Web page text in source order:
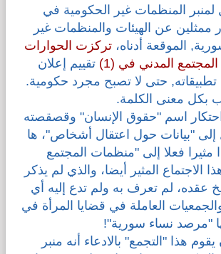
لمنبر المنظمات غير الحكومية في
عن الهيئات والمنظمات غير
الموقعة أدناه، تركزت الحوارات
المدني في (1)
تقييم إعلان
حتى لا تصبح مجرد حكومية.
بكل معنى الكلمة.
اسم "حقوق الإنسان" وقصقصته
إلى "بيانات حول اعتقال أشخاص"، ها
مثيرا فعلا إلى "منظمات المجتمع
الاجتماع المثير أيضا، والذي لم يذكر
عقده، لم تعرف به ولم تدع إليه أي
العاملة في قضايا المرأة في
"مرصد نساء سورية"!
هذا "التجمع" بالادعاء أنه منبر